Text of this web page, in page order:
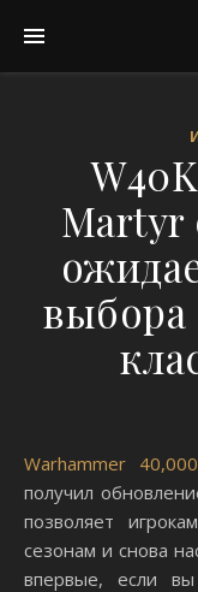
Martyr
выбора
Warhammer
получил
позволяет
сезонам и снова
впервые, если